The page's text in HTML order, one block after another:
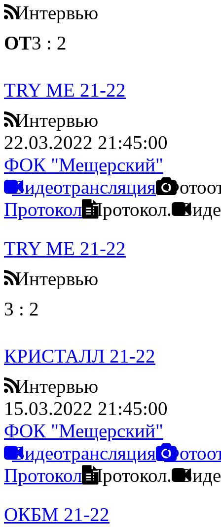
Интервью
ОТ3 : 2
TRY ME 21-22
Интервью
22.03.2022 21:45:00
ФОК "Мещерский"
Видеотрансляция
Протокол Протокол.
TRY ME 21-22
Интервью
3 : 2
КРИСТАЛЛ 21-22
Интервью
15.03.2022 21:45:00
ФОК "Мещерский"
Видеотрансляция
Протокол Протокол.
ОКБМ 21-22